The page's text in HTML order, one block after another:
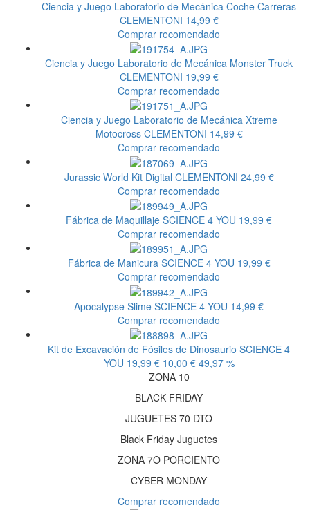
Ciencia y Juego Laboratorio de Mecánica Coche Carreras
CLEMENTONI 14,99 €
Comprar recomendado
Ciencia y Juego Laboratorio de Mecánica Monster Truck
CLEMENTONI 19,99 €
Comprar recomendado
Ciencia y Juego Laboratorio de Mecánica Xtreme
Motocross CLEMENTONI 14,99 €
Comprar recomendado
Jurassic World Kit Digital CLEMENTONI 24,99 €
Comprar recomendado
Fábrica de Maquillaje SCIENCE 4 YOU 19,99 €
Comprar recomendado
Fábrica de Manicura SCIENCE 4 YOU 19,99 €
Comprar recomendado
Apocalypse Slime SCIENCE 4 YOU 14,99 €
Comprar recomendado
Kit de Excavación de Fósiles de Dinosaurio SCIENCE 4
YOU 19,99 € 10,00 € 49,97 %
ZONA 10
BLACK FRIDAY
JUGUETES 70 DTO
Black Friday Juguetes
ZONA 7O PORCIENTO
CYBER MONDAY
Comprar recomendado